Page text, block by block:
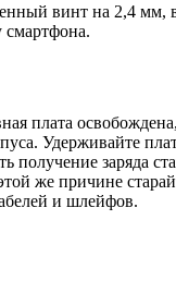
винт на 2,4 мм,
смартфона.
плата
Удерживайте
получение заряда
же причине
и шлейфов.